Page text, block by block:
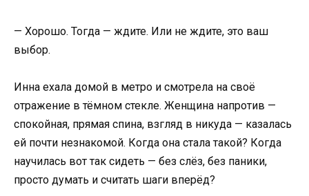
— Хорошо. Тогда — ждите. Или не ждите, это ваш
выбор.
Инна ехала домой в метро и смотрела на своё
отражение в тёмном стекле. Женщина напротив —
спокойная, прямая спина, взгляд в никуда — казалась
ей почти незнакомой. Когда она стала такой? Когда
научилась вот так сидеть — без слёз, без паники,
просто думать и считать шаги вперёд?